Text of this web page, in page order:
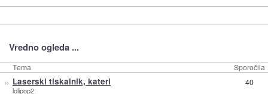
Vredno ogleda ...
Tema Sporočila
» Laserski tiskalnik, kateri
lolipop2
40